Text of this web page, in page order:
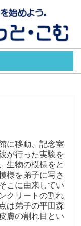
に移動、記念室
が行った実験を
生物の模様をと
様を弟子に写さ
こに由来してい
クリートの割れ
は弟子の平田森
膚の割れ目とい